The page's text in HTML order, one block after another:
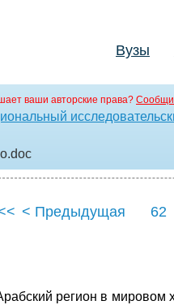
Вузы
ваши авторские права?
.doc
< Предыдущая 62
регион в мировом